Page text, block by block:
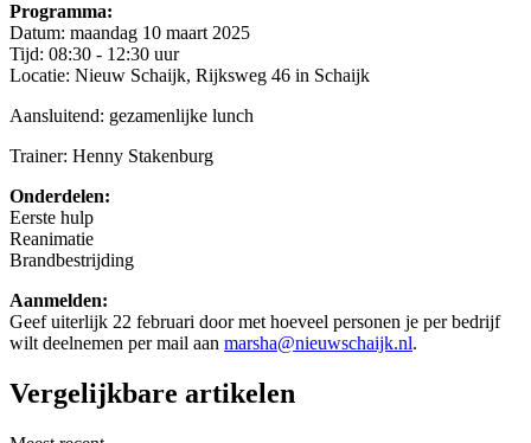
Programma:
Datum: maandag 10 maart 2025
Tijd: 08:30 - 12:30 uur
Locatie: Nieuw Schaijk, Rijksweg 46 in Schaijk
Aansluitend: gezamenlijke lunch
Trainer: Henny Stakenburg
Onderdelen:
Eerste hulp
Reanimatie
Brandbestrijding
Aanmelden:
Geef uiterlijk 22 februari door met hoeveel personen je per bedrijf
wilt deelnemen per mail aan marsha@nieuwschaijk.nl.
Vergelijkbare artikelen